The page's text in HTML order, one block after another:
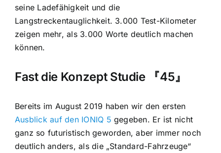
seine Ladefähigkeit und die
Langstreckentauglichkeit. 3.000 Test-Kilometer
zeigen mehr, als 3.000 Worte deutlich machen
können.
Fast die Konzept Studie 『45』
Bereits im August 2019 haben wir den ersten
Ausblick auf den IONIQ 5 gegeben. Er ist nicht
ganz so futuristisch geworden, aber immer noch
deutlich anders, als die „Standard-Fahrzeuge“